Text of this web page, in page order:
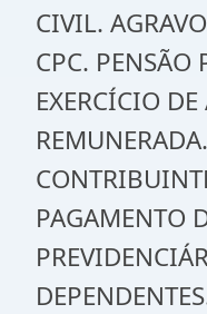
CIVIL.
CPC. PENSÃO
EXERCÍCIO
PAGAMENTO